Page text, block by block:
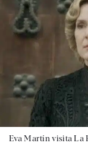
Eva Martín visita La